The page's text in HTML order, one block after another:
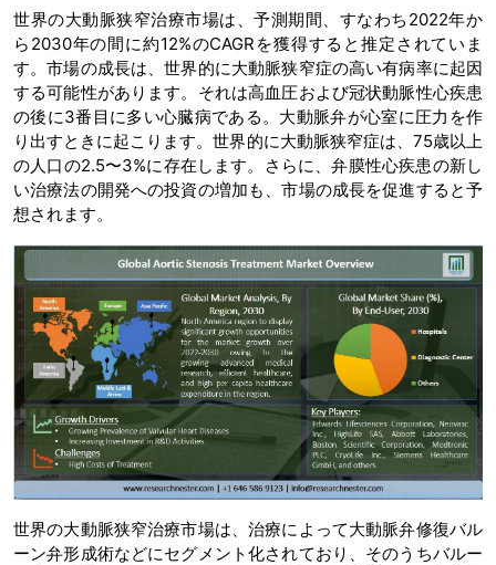
世界の大動脈狭窄治療市場は、予測期間、すなわち2022年か
ら2030年の間に約12%のCAGRを獲得すると推定されていま
す。市場の成長は、世界的に大動脈狭窄症の高い有病率に起因
する可能性があります。それは高血圧および冠状動脈性心疾患
の後に3番目に多い心臓病である。大動脈弁が心室に圧力を作
り出すときに起こります。世界的に大動脈狭窄症は、75歳以上
の人口の2.5〜3%に存在します。さらに、弁膜性心疾患の新し
い治療法の開発への投資の増加も、市場の成長を促進すると予
想されます。
世界の大動脈狭窄治療市場は、治療によって大動脈弁修復バル
ーン弁形成術などにセグメント化されており、そのうちバルー